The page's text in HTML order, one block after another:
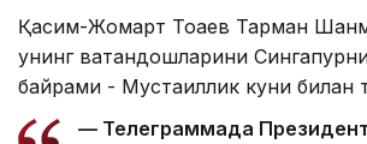
Қасим-Жомарт Тоқаев Тарман
унинг ватандошларини
байрами - Мустақиллик куни билан
— Телеграммада